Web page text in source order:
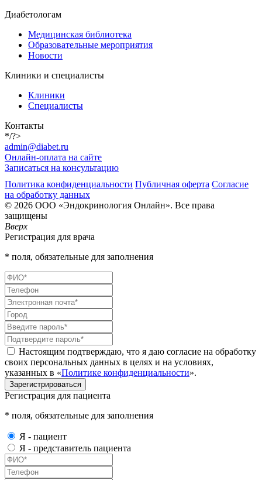
Диабетологам
Медицинская библиотека
Образовательные мероприятия
Новости
Клиники и специалисты
Клиники
Специалисты
Контакты
*/?>
admin@diabet.ru
Онлайн-оплата на сайте
Записаться на консультацию
Политика конфиденциальности Публичная оферта Согласие
на обработку данных
© 2026 ООО «Эндокринология Онлайн». Все права
защищены
Вверх
Регистрация для врача
* поля, обязательные для заполнения
Настоящим подтверждаю, что я даю согласие на обработку
своих персональных данных в целях и на условиях,
указанных в «Политике конфиденциальности».
Зарегистрироваться
Регистрация для пациента
* поля, обязательные для заполнения
Я - пациент
Я - представитель пациента